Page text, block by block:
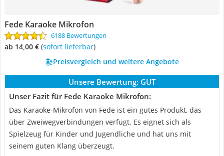
Fede Karaoke Mikrofon
6188 Bewertungen
ab 14,00 € ( Sofort lieferbar)
Preisvergleich und weitere Angebote
Unsere Bewertung: GUT
Unser Fazit für Fede Karaoke Mikrofon:
Das Karaoke-Mikrofon von Fede ist ein gutes Produkt, das
über Zweiwegverbindungen verfügt. Es eignet sich als
Spielzeug für Kinder und Jugendliche und hat uns mit
seinem guten Klang überzeugt.